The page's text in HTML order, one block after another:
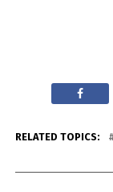
RELATED TOPICS: